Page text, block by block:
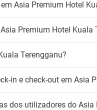
Asia Premium Hotel
Premium Hotel Kuala
Terengganu?
in e check-out em Asia
dos utilizadores do